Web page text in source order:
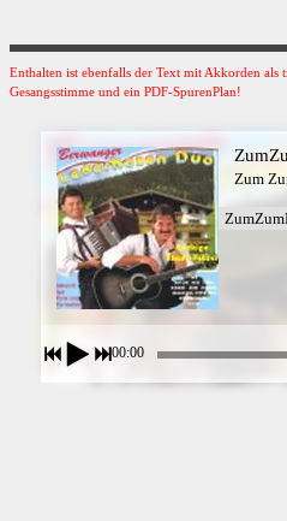
Enthalten ist ebenfalls der Text mit Akkorden
Gesangsstimme und ein PDF-SpurenPlan!
00:00